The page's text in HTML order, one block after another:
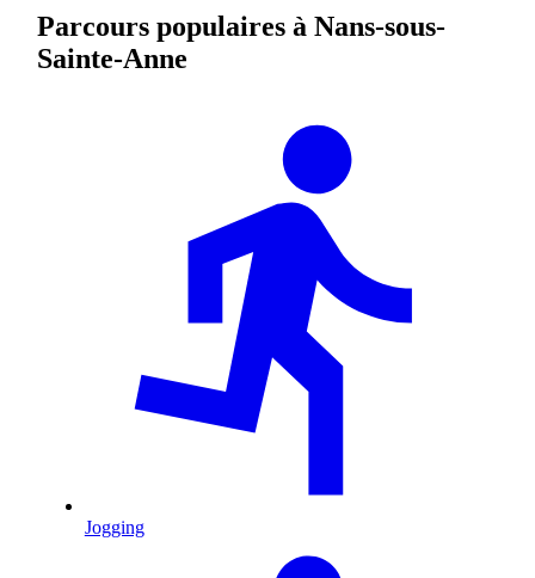
Parcours populaires à Nans-sous-
Sainte-Anne
Jogging